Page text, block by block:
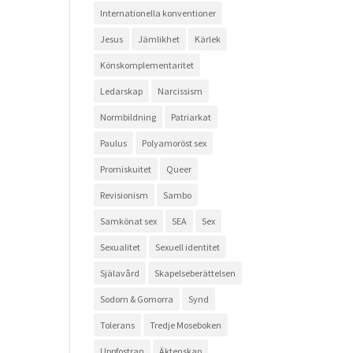
Internationella konventioner
Jesus Jämlikhet Kärlek
Könskomplementaritet
Ledarskap Narcissism
Normbildning Patriarkat
Paulus Polyamoröst sex
Promiskuitet Queer
Revisionism Sambo
Samkönat sex SEA Sex
Sexualitet Sexuell identitet
Själavård Skapelseberättelsen
Sodom & Gomorra Synd
Tolerans Tredje Moseboken